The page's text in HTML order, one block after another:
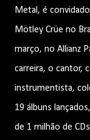
Metal, é
Mötley Crüe no
março, no Allianz
carreira, o cantor,
instrumentista,
19 álbuns
de 1 milhão de